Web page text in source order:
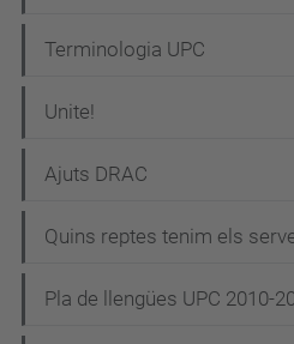
Terminologia UPC
Unite!
Ajuts DRAC
Quins reptes tenim els
Pla de llengües UPC 2010-